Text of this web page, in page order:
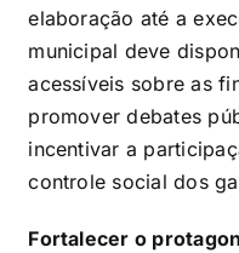
elaboração até a
municipal deve
acessíveis sobre as
promover debates
incentivar a
controle social dos
Fortalecer o